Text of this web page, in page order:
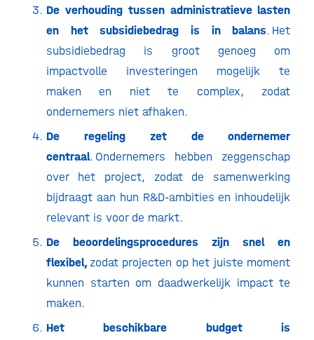
De verhouding tussen administratieve lasten
en het subsidiebedrag is in balans. Het
subsidiebedrag is groot genoeg om
impactvolle investeringen mogelijk te
maken en niet te complex, zodat
ondernemers niet afhaken.
De regeling zet de ondernemer
centraal. Ondernemers hebben zeggenschap
over het project, zodat de samenwerking
bijdraagt aan hun R&D-ambities en inhoudelijk
relevant is voor de markt.
De beoordelingsprocedures zijn snel en
flexibel,zodat projecten op het juiste moment
kunnen starten om daadwerkelijk impact te
maken.
Het beschikbare budget is